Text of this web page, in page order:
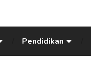
Pendidikan